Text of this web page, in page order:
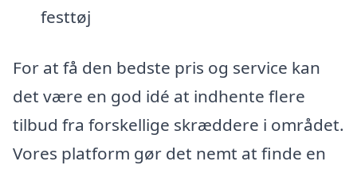
festtøj
For at få den bedste pris og service kan
det være en god idé at indhente flere
tilbud fra forskellige skræddere i området.
Vores platform gør det nemt at finde en